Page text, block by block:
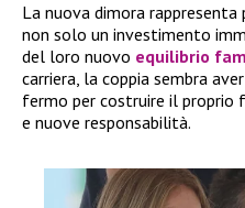
La nuova dimora rappresenta
non solo un investimento
del loro nuovo equilibrio
carriera, la coppia sembra
fermo per costruire il proprio
e nuove responsabilità.